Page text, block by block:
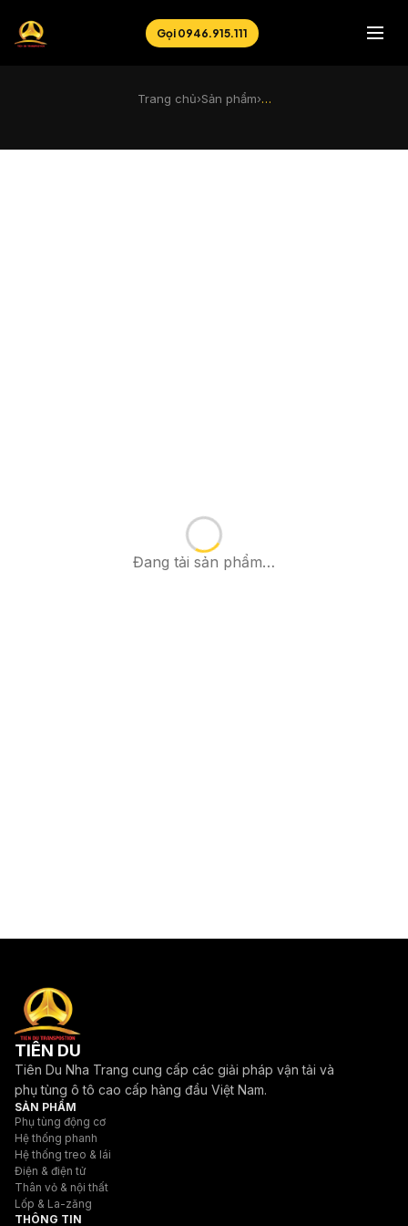
Gọi 0946.915.111
Trang chủ›Sản phẩm›…
Đang tải sản phẩm…
TIÊN DU
Tiên Du Nha Trang cung cấp các giải pháp vận tải và
phụ tùng ô tô cao cấp hàng đầu Việt Nam.
SẢN PHẨM
Phụ tùng động cơ
Hệ thống phanh
Hệ thống treo & lái
Điện & điện tử
Thân vỏ & nội thất
Lốp & La-zăng
THÔNG TIN